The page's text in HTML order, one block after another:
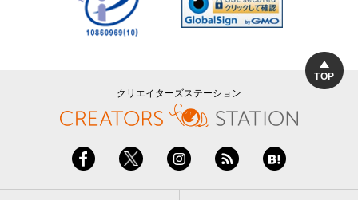
TOP
クリエイターズステーション